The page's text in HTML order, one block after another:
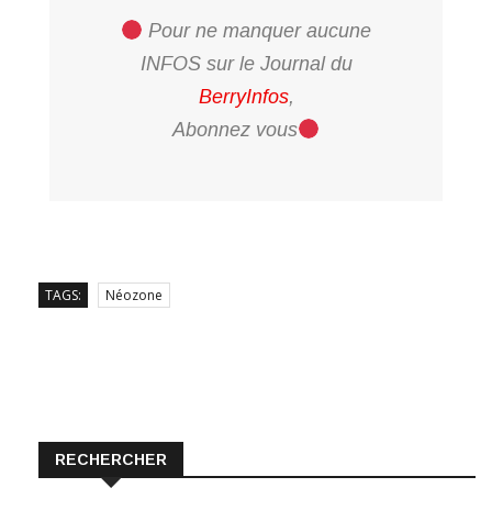
Pour ne manquer aucune
INFOS sur le Journal du
BerryInfos,
Abonnez vous
TAGS: Néozone
RECHERCHER